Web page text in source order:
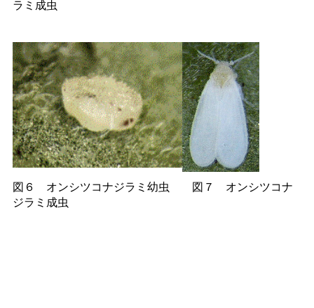
ラミ成虫
図 ６ オンシツコナジラミ幼虫 図 ７ オンシツコナ
ジラミ成虫